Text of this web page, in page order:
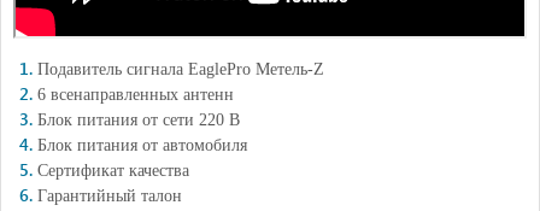
Подавитель сигнала EaglePro Метель-Z
6 всенаправленных антенн
Блок питания от сети 220 В
Блок питания от автомобиля
Сертификат качества
Гарантийный талон